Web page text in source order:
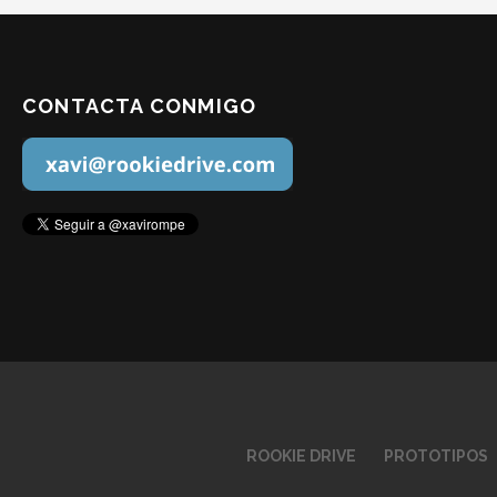
CONTACTA CONMIGO
ROOKIE DRIVE PROTOTIPOS